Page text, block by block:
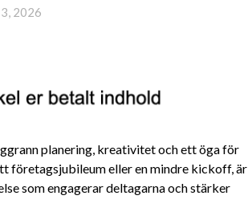
2026
planering, kreativitet och ett öga för
företagsjubileum eller en mindre kickoff, är
som engagerar deltagarna och stärker